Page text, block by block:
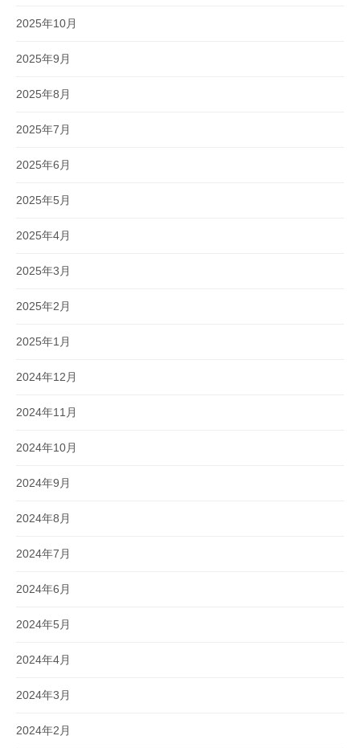
2025年10月
2025年9月
2025年8月
2025年7月
2025年6月
2025年5月
2025年4月
2025年3月
2025年2月
2025年1月
2024年12月
2024年11月
2024年10月
2024年9月
2024年8月
2024年7月
2024年6月
2024年5月
2024年4月
2024年3月
2024年2月